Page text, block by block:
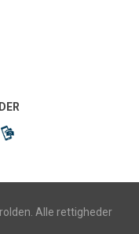
Alle rettigheder